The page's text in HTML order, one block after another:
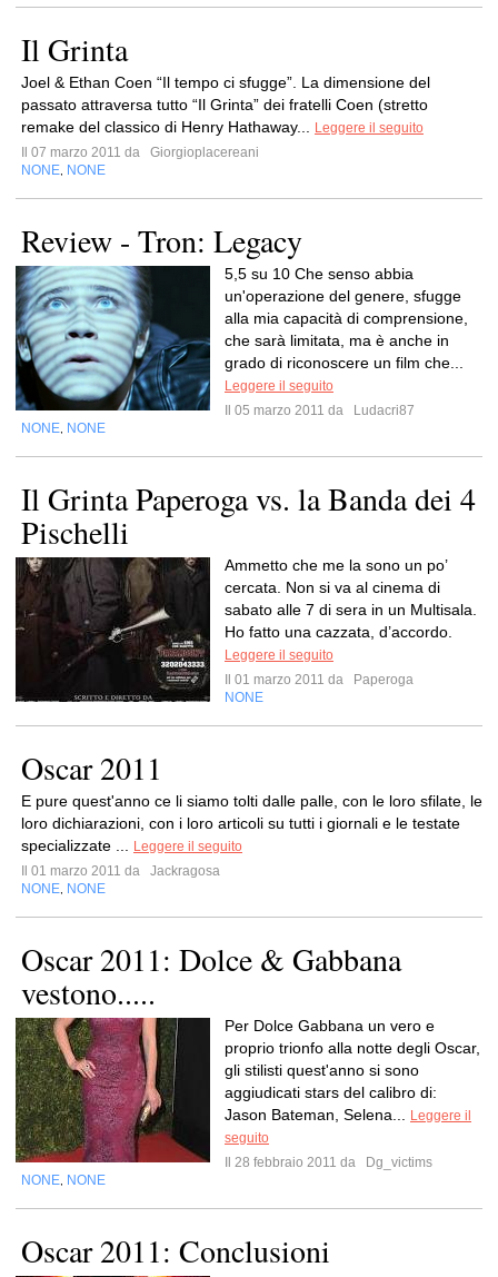
Il Grinta
Joel & Ethan Coen “Il tempo ci sfugge”. La dimensione del
passato attraversa tutto “Il Grinta” dei fratelli Coen (stretto
remake del classico di Henry Hathaway...
Leggere il seguito
Il 07 marzo 2011 da
Giorgioplacereani
NONE NONE
Review - Tron: Legacy
5,5 su 10 Che senso abbia
un'operazione del genere, sfugge
alla mia capacità di comprensione,
che sarà limitata, ma è anche in
grado di riconoscere un film che...
Leggere il seguito
Il 05 marzo 2011 da
Ludacri87
NONE NONE
Il Grinta Paperoga vs. la Banda dei 4
Pischelli
Ammetto che me la sono un po’
cercata. Non si va al cinema di
sabato alle 7 di sera in un Multisala.
Ho fatto una cazzata, d’accordo.
Leggere il seguito
Il 01 marzo 2011 da
Paperoga
NONE
Oscar 2011
E pure quest'anno ce li siamo tolti dalle palle, con le loro sfilate, le
loro dichiarazioni, con i loro articoli su tutti i giornali e le testate
specializzate ...
Leggere il seguito
Il 01 marzo 2011 da
Jackragosa
NONE NONE
Oscar 2011: Dolce & Gabbana
vestono.....
Per Dolce Gabbana un vero e
proprio trionfo alla notte degli Oscar,
gli stilisti quest'anno si sono
aggiudicati stars del calibro di:
Jason Bateman, Selena...
Leggere il
seguito
Il 28 febbraio 2011 da
Dg_victims
NONE NONE
Oscar 2011: Conclusioni